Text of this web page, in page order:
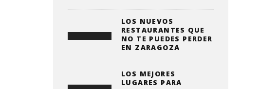
LOS NUEVOS
RESTAURANTES QUE
NO TE PUEDES PERDER
EN ZARAGOZA
LOS MEJORES
LUGARES PARA